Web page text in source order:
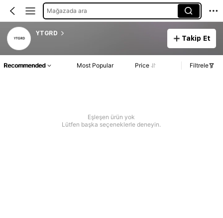
Mağazada ara
YTGRD
Takip Et
Recommended Most Popular Price Filtrele
Eşleşen ürün yok
Lütfen başka seçeneklerle deneyin.